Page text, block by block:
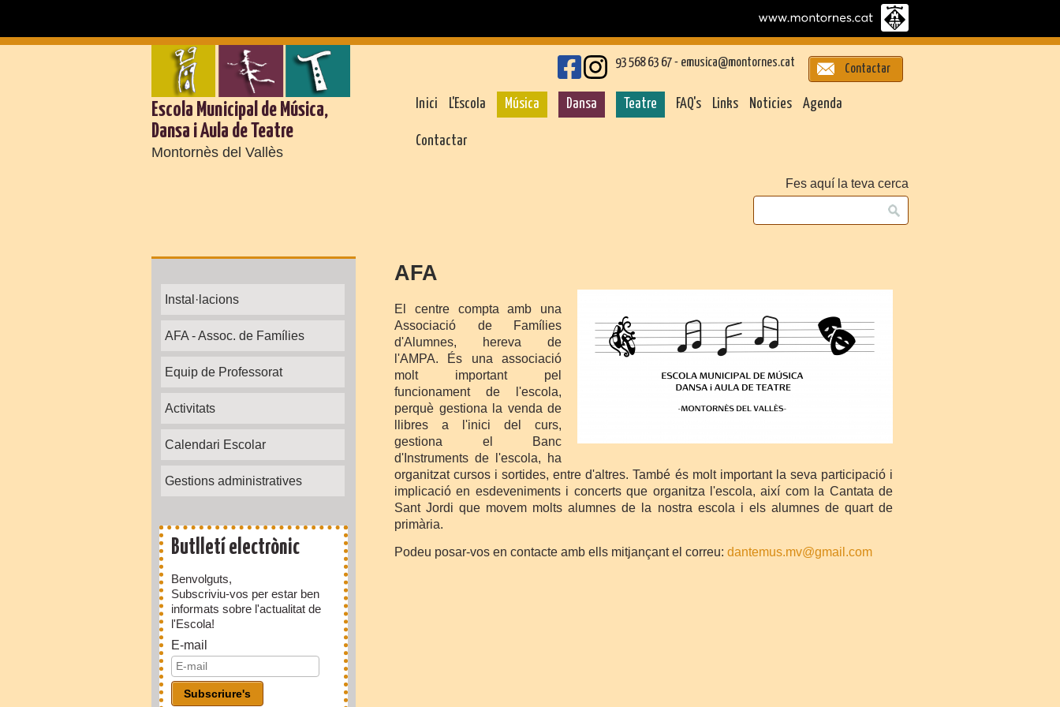
Escola Municipal de Música,
Dansa i Aula de Teatre
Montornès del Vallès
Contactar
93 568 63 67 - emusica@montornes.cat
Inici L'Escola Música Dansa Teatre FAQ's Links Noticies Agenda
Contactar
Fes aquí la teva cerca
Instal·lacions
AFA - Assoc. de Famílies
Equip de Professorat
Activitats
Calendari Escolar
Gestions administratives
Butlletí electrònic
Benvolguts,
Subscriviu-vos per estar ben
informats sobre l'actualitat de
l'Escola!
E-mail
AFA
El centre compta amb una
Associació de Famílies
d'Alumnes, hereva de
l'AMPA. És una associació
molt important pel
funcionament de l'escola,
perquè gestiona la venda de
llibres a l'inici del curs,
gestiona el Banc
d'Instruments de l'escola, ha
organitzat cursos i sortides, entre d'altres. També és molt important la seva participació i
implicació en esdeveniments i concerts que organitza l'escola, així com la Cantata de
Sant Jordi que movem molts alumnes de la nostra escola i els alumnes de quart de
primària.
Podeu posar-vos en contacte amb ells mitjançant el correu: dantemus.mv@gmail.com